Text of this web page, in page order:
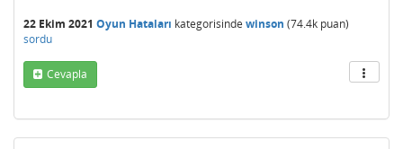
22 Ekim 2021 Oyun Hataları kategorisinde winson (74.4k puan)
sordu
Cevapla